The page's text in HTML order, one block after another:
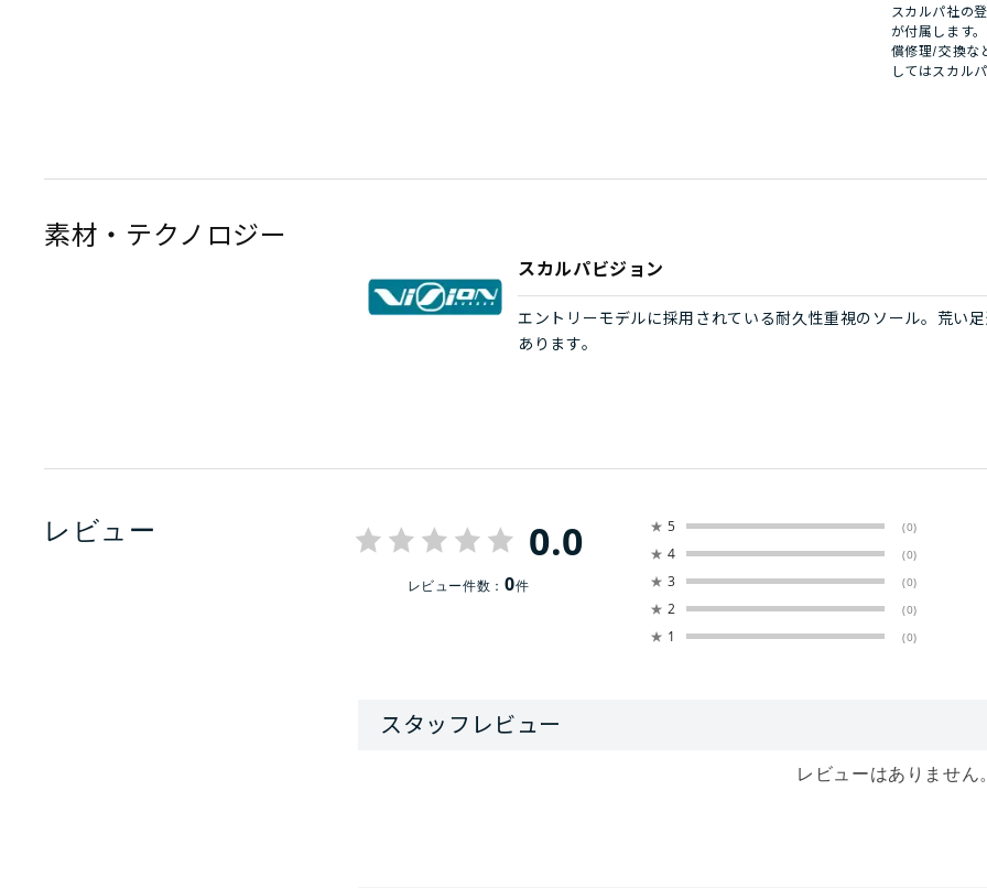
スカルパ社の
が付属します
償修理/交換な
してはスカル
素材・テクノロジー
スカルパビジョン
エントリーモデルに採用されている耐久性重視のソール。荒い
あります。
レビュー 0.0
レビュー件数：0件
★ 5 (0)
★ 4 (0)
★ 3 (0)
★ 2 (0)
★ 1 (0)
レビューはありません